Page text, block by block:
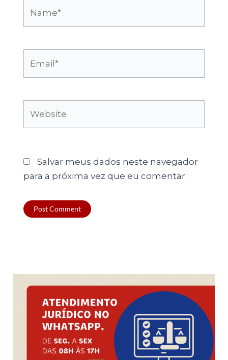
Salvar meus dados neste navegador
para a próxima vez que eu comentar.